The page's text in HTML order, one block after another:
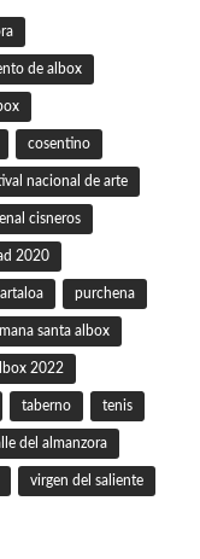
de albox
cosentino
nacional de arte
cisneros
2020
purchena
santa albox
2022
taberno tenis
del almanzora
virgen del saliente